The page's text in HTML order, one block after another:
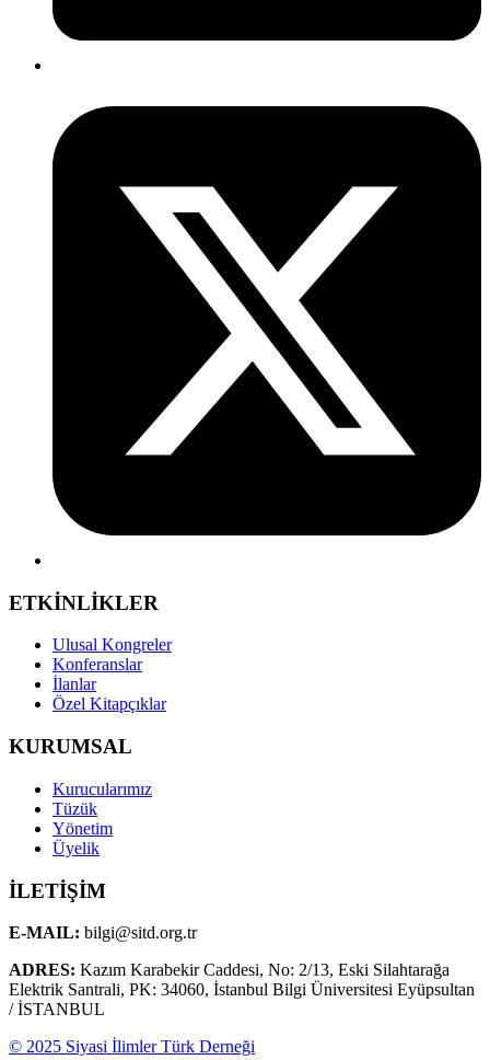
ETKİNLİKLER
Ulusal Kongreler
Konferanslar
İlanlar
Özel Kitapçıklar
KURUMSAL
Kurucularımız
Tüzük
Yönetim
Üyelik
İLETİŞİM
E-MAIL: bilgi@sitd.org.tr
ADRES: Kazım Karabekir Caddesi, No: 2/13, Eski Silahtarağa
Elektrik Santrali, PK: 34060, İstanbul Bilgi Üniversitesi Eyüpsultan
/ İSTANBUL
© 2025 Siyasi İlimler Türk Derneği